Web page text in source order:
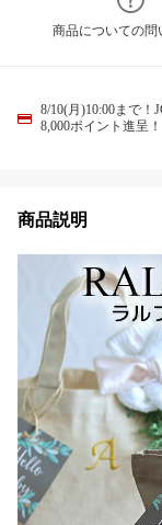
商品についての問
8/10(月)10:00まで
8,000ポイント進呈！
商品説明